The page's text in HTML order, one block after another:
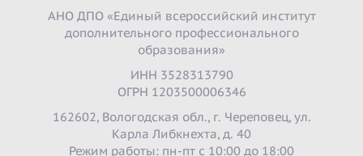
АНО ДПО «Единый всероссийский институт
дополнительного профессионального
образования»
ИНН 3528313790
ОГРН 1203500006346
162602, Вологодская обл., г. Череповец, ул.
Карла Либкнехта, д. 40
Режим работы: пн-пт с 10:00 до 18:00